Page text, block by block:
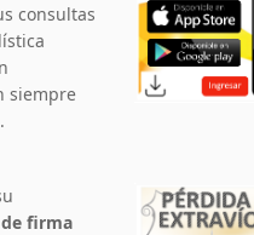
consultas
siempre
firma